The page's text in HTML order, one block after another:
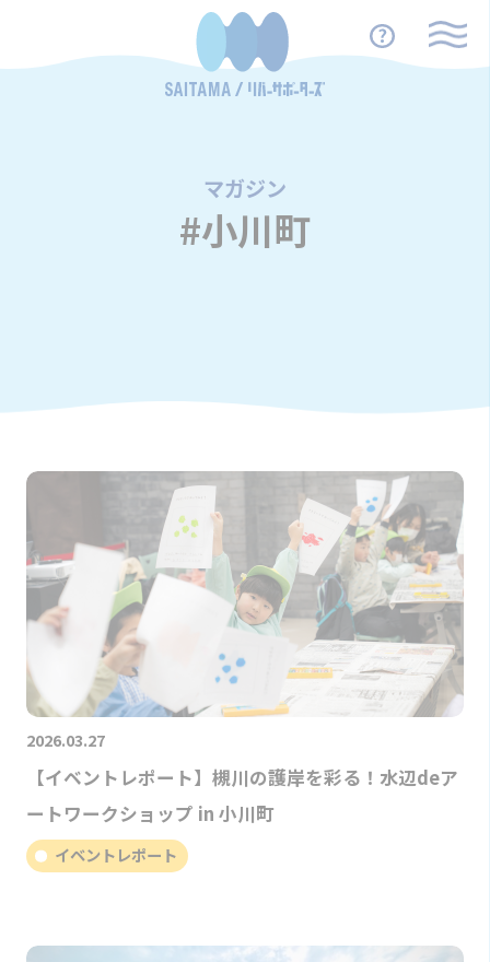
マガジン
/
#小川町
2026.03.27
【イベントレポート】槻川の護岸を彩る！水辺deア
ートワークショップ in 小川町
イベントレポート